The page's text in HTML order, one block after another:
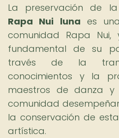
La preservación de la
Rapa Nui luna es
comunidad Rapa
fundamental de su
través de la
conocimientos y la
maestros de danza
comunidad
la conservación de
artística.